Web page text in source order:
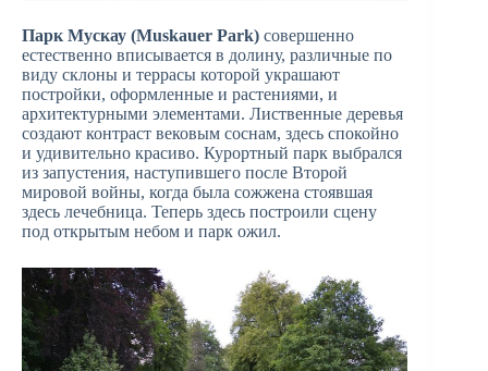
Парк Мускау (Muskauer Park) совершенно
естественно вписывается в долину, различные по
виду склоны и террасы которой украшают
постройки, оформленные и растениями, и
архитектурными элементами. Лиственные деревья
создают контраст вековым соснам, здесь спокойно
и удивительно красиво. Курортный парк выбрался
из запустения, наступившего после Второй
мировой войны, когда была сожжена стоявшая
здесь лечебница. Теперь здесь построили сцену
под открытым небом и парк ожил.